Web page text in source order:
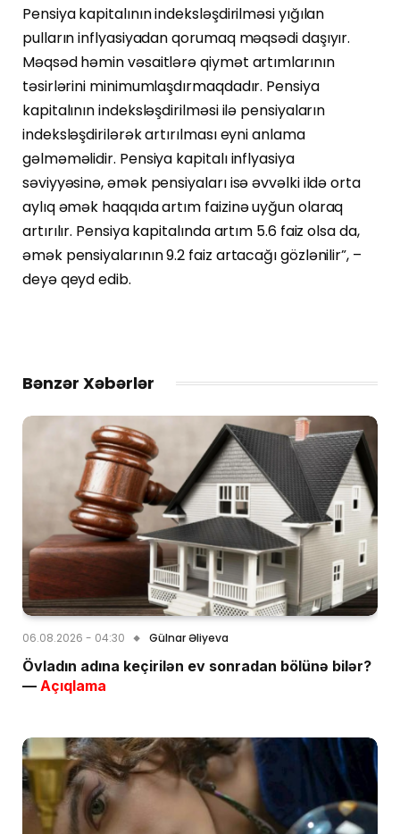
Pensiya kapitalının indeksləşdirilməsi yığılan
pulların inflyasiyadan qorumaq məqsədi daşıyır.
Məqsəd həmin vəsaitlərə qiymət artımlarının
təsirlərini minimumlaşdırmaqdadır. Pensiya
kapitalının indeksləşdirilməsi ilə pensiyaların
indeksləşdirilərək artırılması eyni anlama
gəlməməlidir. Pensiya kapitalı inflyasiya
səviyyəsinə, əmək pensiyaları isə əvvəlki ildə orta
aylıq əmək haqqıda artım faizinə uyğun olaraq
artırılır. Pensiya kapitalında artım 5.6 faiz olsa da,
əmək pensiyalarının 9.2 faiz artacağı gözlənilir”, –
deyə qeyd edib.
Bənzər Xəbərlər
06.08.2026 - 04:30 Gülnar Əliyeva
Övladın adına keçirilən ev sonradan bölünə bilər?
— Açıqlama